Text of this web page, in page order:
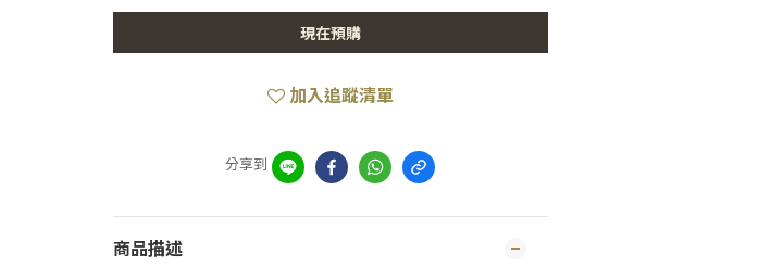
現在預購
加入追蹤清單
分享到
商品描述